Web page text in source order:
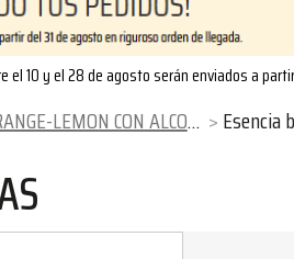
10 y el 28 de agosto serán enviados a
LEMON CON ALCOHOL Esencia